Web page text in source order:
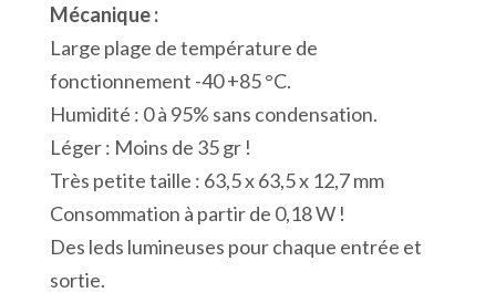
Port
Séries
RS232
Modbus/ASCII
2
Ports
USB
Modbus
Mécanique :
Large plage de température de
fonctionnement -40 +85 °C.
Humidité : 0 à 95% sans condensation.
Léger : Moins de 35 gr !
Très petite taille : 63,5 x 63,5 x 12,7 mm
Consommation à partir de 0,18 W !
Des leds lumineuses pour chaque entrée et
sortie.